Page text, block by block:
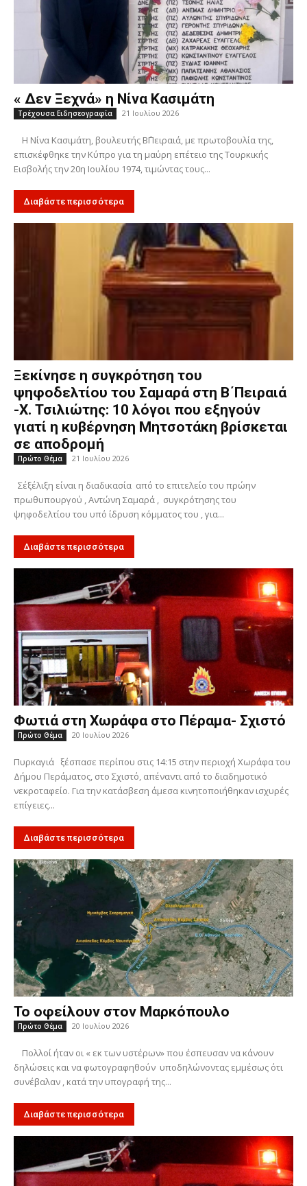
« Δεν Ξεχνά» η Νίνα Κασιμάτη
Τρέχουσα Ειδησεογραφία 21 Ιουλίου 2026
επισκέφθηκε την Κύπρο για τη μαύρη επέτειο της Τουρκικής
Εισβολής την 20η Ιουλίου 1974, τιμώντας τους...
Διαβάστε περισσότερα
Ξεκίνησε η συγκρότηση του
ψηφοδελτίου του Σαμαρά στη Β΄Πειραιά
-Χ. Τσιλιώτης: 10 λόγοι που εξηγούν
γιατί η κυβέρνηση Μητσοτάκη βρίσκεται
σε αποδρομή
Πρώτο Θέμα 21 Ιουλίου 2026
πρωθυπουργού , Αντώνη Σαμαρά , συγκρότησης του
ψηφοδελτίου του υπό ίδρυση κόμματος του , για...
Διαβάστε περισσότερα
Φωτιά στη Χωράφα στο Πέραμα- Σχιστό
Πρώτο Θέμα 20 Ιουλίου 2026
Πυρκαγιά ξέσπασε περίπου στις 14:15 στην περιοχή Χωράφα του
Δήμου Περάματος, στο Σχιστό, απέναντι από το διαδημοτικό
νεκροταφείο. Για την κατάσβεση άμεσα κινητοποιήθηκαν ισχυρές
επίγειες...
Διαβάστε περισσότερα
Το οφείλουν στον Μαρκόπουλο
Πρώτο Θέμα 20 Ιουλίου 2026
δηλώσεις και να φωτογραφηθούν υποδηλώνοντας εμμέσως ότι
συνέβαλαν , κατά την υπογραφή της...
Διαβάστε περισσότερα